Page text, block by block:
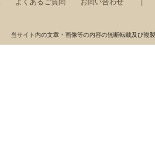
よくあるご質問 お問い合わせ
東京藝術大学，芸術集団，展示，コンサート，アート，音楽，美術
サイト内の文章・画像等の内容の無断転載及び複